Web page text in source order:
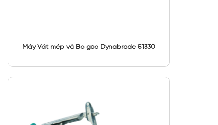
Máy Vát mép và Bo góc Dynabrade 51330